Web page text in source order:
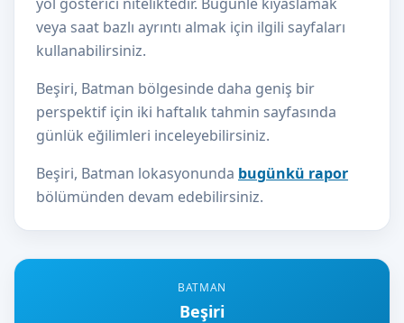
BATMAN
Beşiri
veya saat bazlı ayrıntı almak için ilgili sayfaları
kullanabilirsiniz.
Beşiri, Batman bölgesinde daha geniş bir
perspektif için iki haftalık tahmin sayfasında
günlük eğilimleri inceleyebilirsiniz.
Beşiri, Batman lokasyonunda bugünkü rapor
bölümünden devam edebilirsiniz.